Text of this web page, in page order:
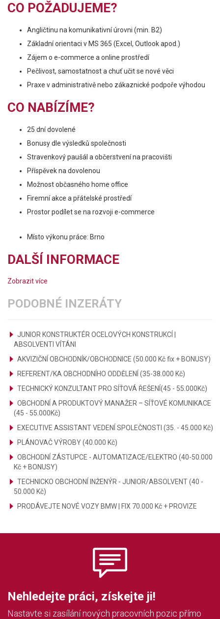
CO POŽADUJEME?
Angličtinu na komunikativní úrovni (min. B2)
Základní orientaci v MS 365 (Excel, Outlook apod.)
Zájem o e-commerce a online prostředí
Pečlivost, samostatnost a chuť učit se nové věci
Praxe v administrativě nebo zákaznické podpoře výhodou
CO NABÍZÍME?
25 dní dovolené
Bonusy dle výsledků společnosti
Stravenkový paušál a občerstvení na pracovišti
Příspěvek na dovolenou
Možnost občasného home office
Firemní akce a přátelské prostředí
Prostor podílet se na rozvoji e-commerce
Místo výkonu práce: Brno
DALŠÍ INFORMACE
Zobrazit více
PODOBNÉ INZERÁTY
JUNIOR KONSTRUKTÉR OCELOVÝCH KONSTRUKCÍ |
ABSOLVENTI VÍTÁNI
AKVIZIČNÍ OBCHODNÍK/OBCHODNICE (50.000 Kč fix + BONUSY)
REFERENT/KA OBCHODNÍHO ODDĚLENÍ (35-38.000 Kč)
TECHNICKÝ KONZULTANT PRO SÍŤOVÁ ŘEŠENÍ(45 - 55.000Kč)
OBCHODNÍ A PRODUKTOVÝ MANAŽER – SÍŤOVÉ KOMUNIKACE
(45 - 55.000Kč)
EXECUTIVE ASSISTANT VEDENÍ SPOLEČNOSTI (35. - 45.000 Kč)
PLÁNOVAČ VÝROBY (40.000 Kč)
OBCHODNÍ ZÁSTUPCE - AUTOMATIZACE/ELEKTRO (40-50.000
Kč + BONUSY)
TECHNICKO OBCHODNÍ INŽENÝR - JUNIOR/ABSOLVENT (40 -
50.000 Kč)
PRODÁVEJTE NOVÉ VOZY BMW | FIX 70.000 Kč + PROVIZE
Nehledejte práci, získejte ji!
Nastavte si zasílání nových pracovních pozic přímo